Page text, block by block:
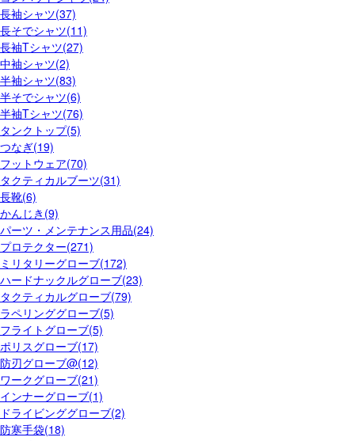
長袖シャツ(37)
長そでシャツ(11)
長袖Tシャツ(27)
中袖シャツ(2)
半袖シャツ(83)
半そでシャツ(6)
半袖Tシャツ(76)
タンクトップ(5)
つなぎ(19)
フットウェア(70)
タクティカルブーツ(31)
長靴(6)
かんじき(9)
パーツ・メンテナンス用品(24)
プロテクター(271)
ミリタリーグローブ(172)
ハードナックルグローブ(23)
タクティカルグローブ(79)
ラペリンググローブ(5)
フライトグローブ(5)
ポリスグローブ(17)
防刃グローブ@(12)
ワークグローブ(21)
インナーグローブ(1)
ドライビンググローブ(2)
防寒手袋(18)